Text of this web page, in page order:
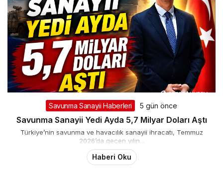
Savunma Sanayii Haberleri 5 gün önce
Savunma Sanayii Yedi Ayda 5,7 Milyar Doları Aştı
Türkiye’nin savunma ve havacılık sanayii ihracatı, Temmuz
2026’da geçen yılın...
Haberi Oku